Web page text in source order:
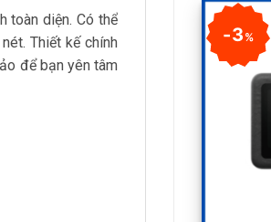
3%
toàn diện. Có thể
Thiết kế chính
để bạn yên tâm